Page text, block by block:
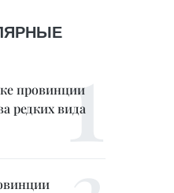
провинции
редких вида